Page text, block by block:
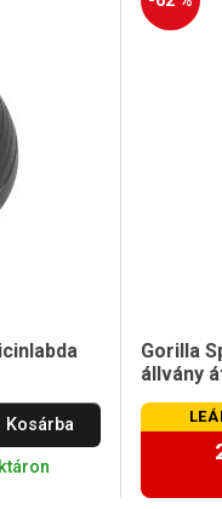
Kosárba
Gorilla
állvány